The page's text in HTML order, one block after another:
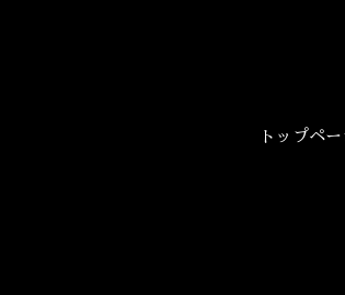
トップペー